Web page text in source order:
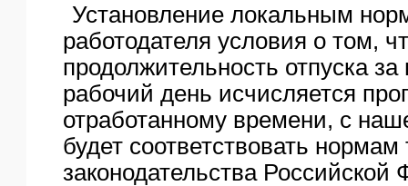
Установление локальным
работодателя условия о том,
продолжительность отпуска
рабочий день исчисляется
отработанному времени, с
будет соответствовать нормам
законодательства Российской